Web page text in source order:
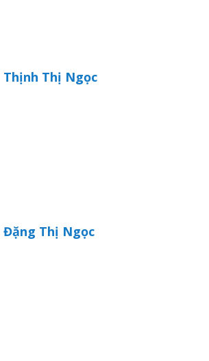
Thịnh Thị Ngọc
Đặng Thị Ngọc